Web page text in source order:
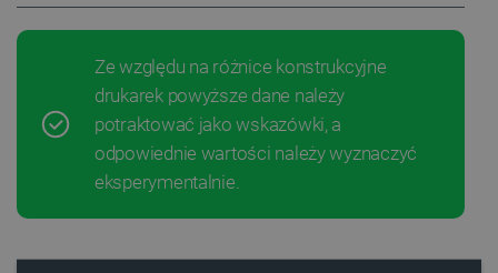
Ze względu na różnice konstrukcyjne
drukarek powyższe dane należy
potraktować jako wskazówki, a
odpowiednie wartości należy wyznaczyć
eksperymentalnie.
FUNKCJONALNOŚĆ
Niezbędne